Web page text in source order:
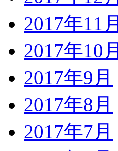
2017年11月
2017年10月
2017年9月
2017年8月
2017年7月